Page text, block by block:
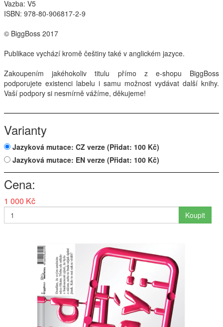
Vazba: V5
ISBN: 978-80-906817-2-9
© BiggBoss 2017
Publikace vychází kromě češtiny také v anglickém jazyce.
Zakoupením jakéhokoliv titulu přímo z e-shopu BiggBoss
podporujete existenci labelu i samu možnost vydávat další knihy.
Vaší podpory si nesmírně vážíme, děkujeme!
Varianty
Jazyková mutace: CZ verze (Přidat: 100 Kč)
Jazyková mutace: EN verze (Přidat: 100 Kč)
Cena
1 000 Kč
Koupit